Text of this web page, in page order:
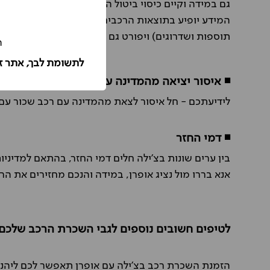
גם במידה וקיים כיסוי ביטול השתתפות עצמית מסוג
המידע יופיע בתוצאות הרכבים באתר תחת סיכום
תוספות ושדרוגים) ויפורט גם על גבי שובר השכירות.
◾ איסור יציאה מהמדינה עם הרכב השכור
לידיעתכם - חל איסור לצאת מהמדינה עם רכב שכור
◾ דמי החזר
בין ערים שונות בצ'ילה חלים דמי החזר, בהתאם
אנא בררו מול נציג אופרן, במידה והנכם מחזירים את
לטיפים חשובים נוספים לגבי השכרת הרכב
הזמנת השכרת רכב בצ'ילה עם אופרן תאפשר לכם
לתשומת לבך, אתר